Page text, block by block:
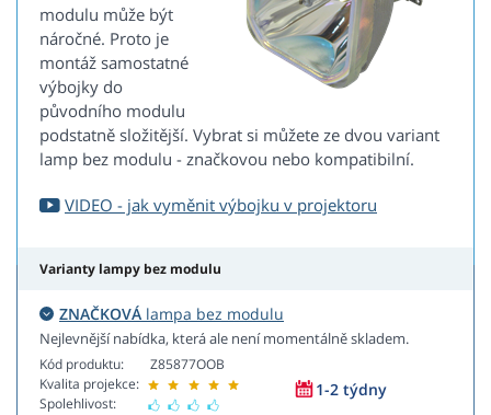
modulu může být
náročné. Proto je
montáž samostatné
výbojky do
původního modulu
podstatně složitější. Vybrat si můžete ze dvou variant
lamp bez modulu - značkovou nebo kompatibilní.
VIDEO - jak vyměnit výbojku v projektoru
Varianty lampy bez modulu
ZNAČKOVÁ lampa bez modulu
Nejlevnější nabídka, která ale není momentálně skladem.
Kód produktu:
Kvalita projekce:
Spolehlivost:
Z85877OOB
1-2 týdny